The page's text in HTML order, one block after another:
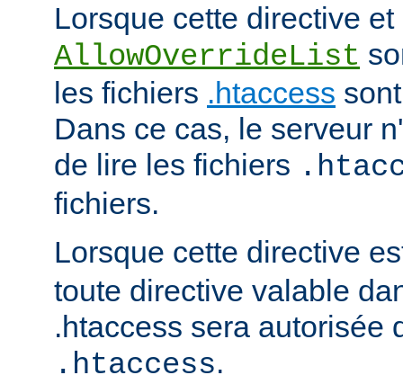
Lorsque cette directive
AllowOverrideList
les fichiers .htaccess
Dans ce cas, le serveur
de lire les fichiers
fichiers.
Lorsque cette directive
toute directive valable
.htaccess sera autorisée
.htaccess.